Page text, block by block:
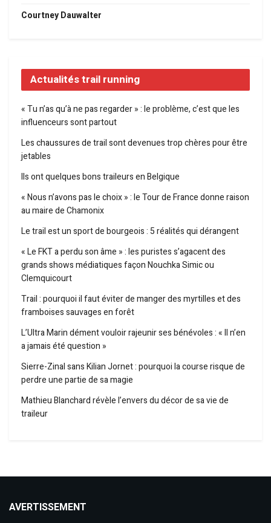
Courtney Dauwalter
Actualités trail running
« Tu n’as qu’à ne pas regarder » : le problème, c’est que les
influenceurs sont partout
Les chaussures de trail sont devenues trop chères pour être
jetables
Ils ont quelques bons traileurs en Belgique
« Nous n’avons pas le choix » : le Tour de France donne raison
au maire de Chamonix
Le trail est un sport de bourgeois : 5 réalités qui dérangent
« Le FKT a perdu son âme » : les puristes s’agacent des
grands shows médiatiques façon Nouchka Simic ou
Clemquicourt
Trail : pourquoi il faut éviter de manger des myrtilles et des
framboises sauvages en forêt
L’Ultra Marin dément vouloir rajeunir ses bénévoles : « Il n’en
a jamais été question »
Sierre-Zinal sans Kilian Jornet : pourquoi la course risque de
perdre une partie de sa magie
Mathieu Blanchard révèle l’envers du décor de sa vie de
traileur
AVERTISSEMENT